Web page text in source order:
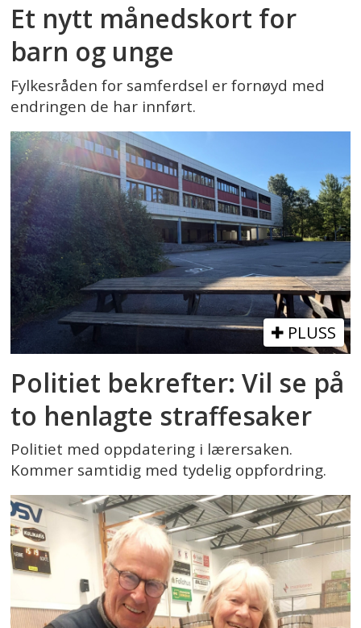
Et nytt månedskort for
barn og unge
Fylkesråden for samferdsel er fornøyd med
endringen de har innført.
PLUSS
Politiet bekrefter: Vil se på
to henlagte straffesaker
Politiet med oppdatering i lærersaken.
Kommer samtidig med tydelig oppfordring.